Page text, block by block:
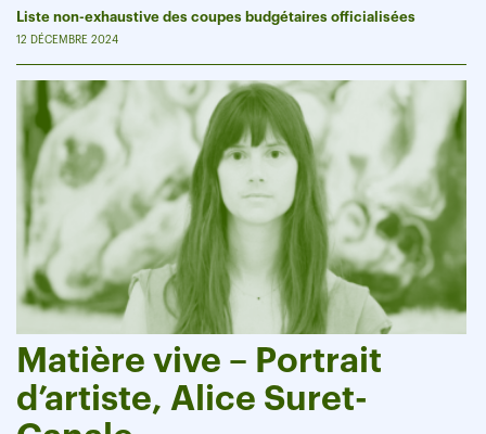
Liste non-exhaustive des coupes budgétaires officialisées
12 DÉCEMBRE 2024
Matière vive – Portrait
d’artiste, Alice Suret-